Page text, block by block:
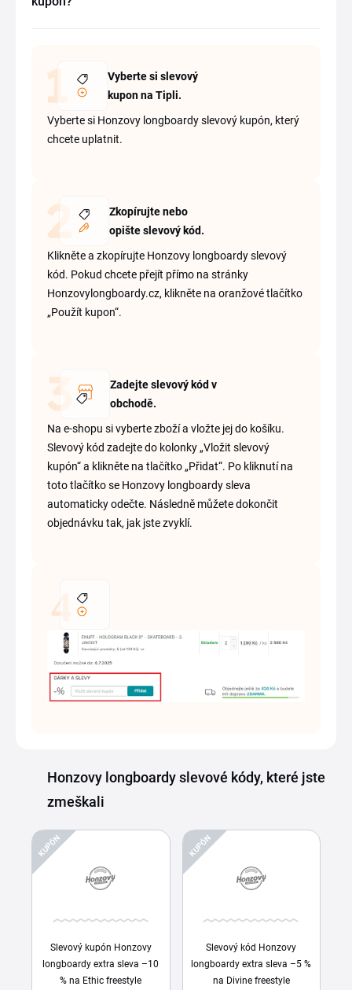
Vyberte si slevový
kupon na Tipli.
Vyberte si Honzovy longboardy slevový kupón, který
chcete uplatnit.
Zkopírujte nebo
opište slevový kód.
Klikněte a zkopírujte Honzovy longboardy slevový
kód. Pokud chcete přejít přímo na stránky
Honzovylongboardy.cz, klikněte na oranžové tlačítko
„Použít kupon“.
Zadejte slevový kód v
obchodě.
Na e-shopu si vyberte zboží a vložte jej do košíku.
Slevový kód zadejte do kolonky „Vložit slevový
kupón“ a klikněte na tlačítko „Přidat“. Po kliknutí na
toto tlačítko se Honzovy longboardy sleva
automaticky odečte. Následně můžete dokončit
objednávku tak, jak jste zvyklí.
Honzovy longboardy slevové kódy, které jste
zmeškali
KUPÓN
Slevový kupón Honzovy
longboardy extra sleva –10
% na Ethic freestyle
KUPÓN
Slevový kód Honzovy
longboardy extra sleva –5 %
na Divine freestyle